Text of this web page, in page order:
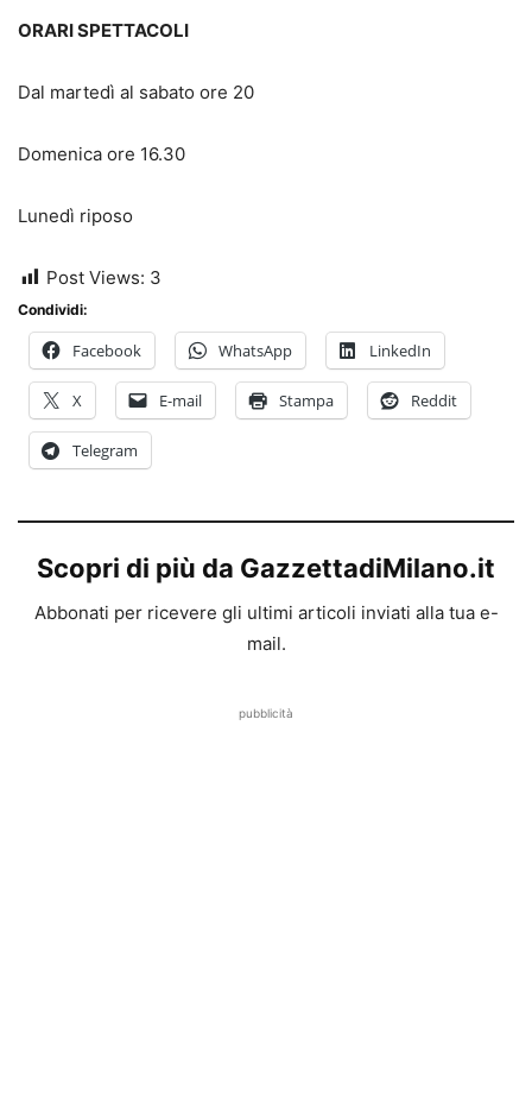
ORARI SPETTACOLI
Dal martedì al sabato ore 20
Domenica ore 16.30
Lunedì riposo
Post Views: 3
Condividi:
Facebook WhatsApp LinkedIn
X E-mail Stampa Reddit
Telegram
Scopri di più da GazzettadiMilano.it
Abbonati per ricevere gli ultimi articoli inviati alla tua e-
mail.
pubblicità